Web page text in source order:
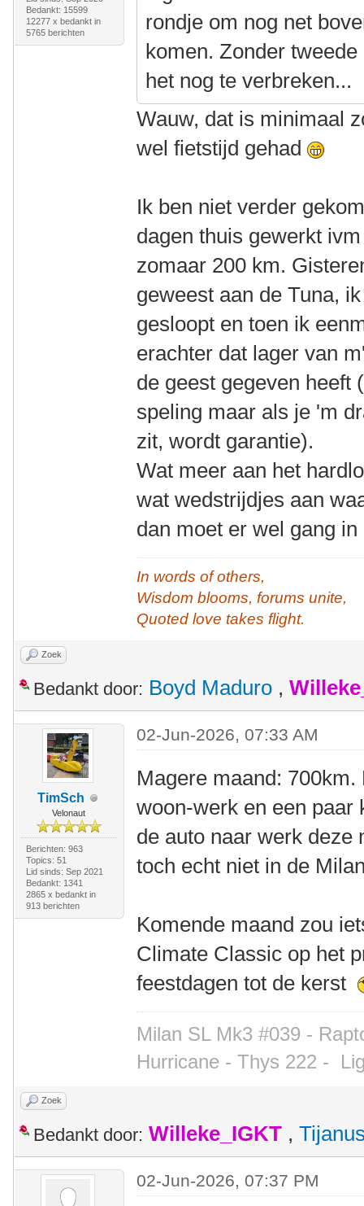
Bedankt: 15599
12277 x bedankt in
5765 berichten
rondje om nog net
komen. Zonder
het nog te verbreken...
Wauw, dat is minimaal
wel fietstijd gehad
Ik ben niet verder
dagen thuis gewerkt
zomaar 200 km.
geweest aan de Tuna,
gesloopt en toen ik
erachter dat lager van
de geest gegeven heeft
speling maar als je 'm
zit, wordt garantie).
Wat meer aan het
wat wedstrijdjes aan
dan moet er wel gang
In words of others,
Wisdom blooms, forums unite,
Quoted love takes flight.
Zoek
Bedankt door: Boyd Maduro ,
TimSch
Velonaut
Berichten: 963
Topics: 51
Lid sinds: Sep 2021
Bedankt: 1341
2865 x bedankt in
913 berichten
02-Jun-2026, 07:33 AM
Magere maand:
woon-werk en een paar
de auto naar werk deze
toch echt niet in de
Komende maand zou
Climate Classic op het
feestdagen tot de kerst
Milan SL Mk3 #039 -
Hurricane - Thys 222 -
Zoek
Bedankt door: Willeke_IGKT ,
02-Jun-2026, 07:37 PM